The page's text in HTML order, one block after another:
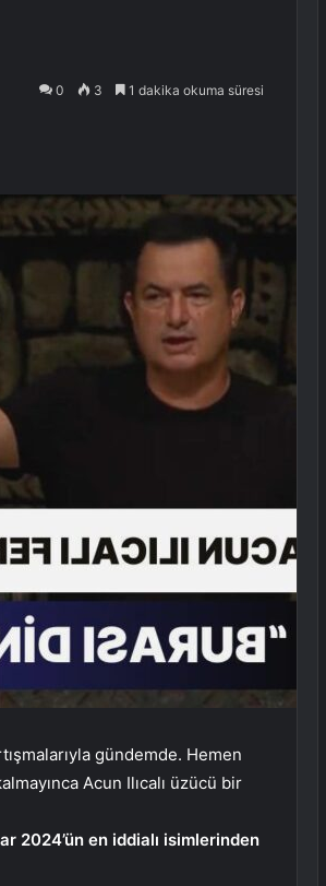
0 3 1 dakika okuma süresi
gündemde. Hemen
Acun Ilıcalı üzücü bir
2024’ün en iddialı isimlerinden